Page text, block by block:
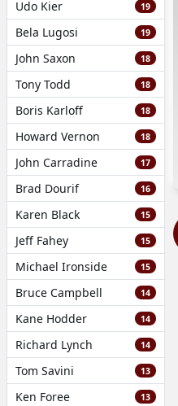
Udo Kier 19
Bela Lugosi 19
John Saxon 18
Tony Todd 18
Boris Karloff 18
Howard Vernon 18
John Carradine 17
Brad Dourif 16
Karen Black 15
Jeff Fahey 15
Michael Ironside 15
Bruce Campbell 14
Kane Hodder 14
Richard Lynch 14
Tom Savini 13
Ken Foree 13